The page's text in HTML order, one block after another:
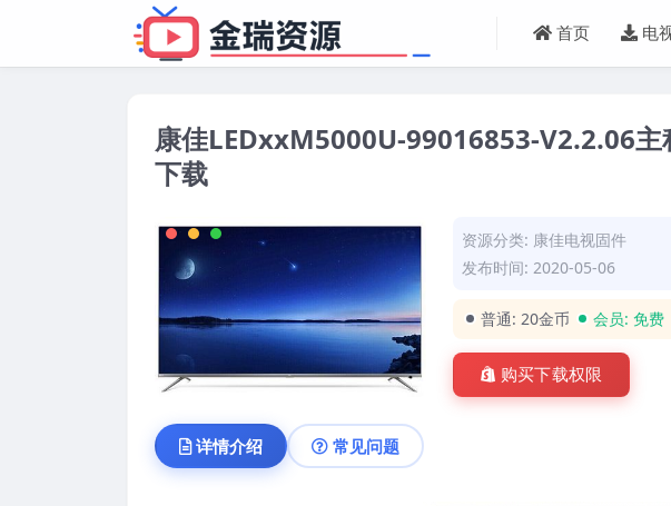
首页 电
康佳LEDxxM5000U-99016853-V2.2.06主
下载
资源分类: 康佳电视固件
发布时间: 2020-05-06
普通:20金币 会员:免费
购买下载权限
详情介绍 常见问题